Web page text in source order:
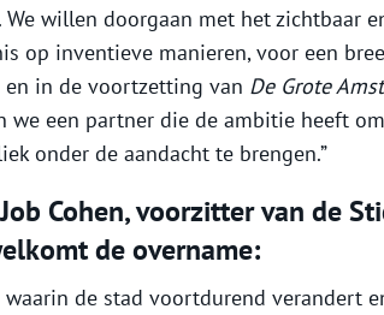
We willen doorgaan met het zichtbaar
op inventieve manieren, voor een
in de voortzetting van De Grote
we een partner die de ambitie heeft
onder de aandacht te brengen.”
Cohen, voorzitter van de
de overname:
waarin de stad voortdurend verandert